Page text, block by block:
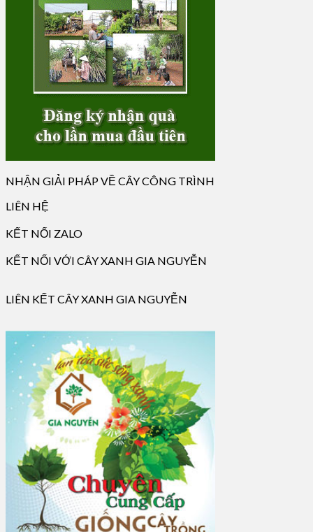
NHẬN GIẢI PHÁP VỀ CÂY CÔNG TRÌNH
LIÊN HỆ
KẾT NỐI ZALO
KẾT NỐI VỚI CÂY XANH GIA NGUYỄN
LIÊN KẾT CÂY XANH GIA NGUYỄN